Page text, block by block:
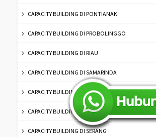
CAPACITY BUILDING DI PONTIANAK
CAPACITY BUILDING DI PROBOLINGGO
CAPACITY BUILDING DI RIAU
CAPACITY BUILDING DI SAMARINDA
CAPACITY BUILDING DI SAMPANG
CAPACITY BUILDING DI SEMARANG
CAPACITY BUILDING DI SERANG